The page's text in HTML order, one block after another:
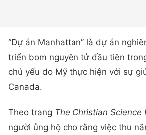
“Dự án Manhattan” là dự án
triển bom nguyên tử đầu tiên
chủ yếu do Mỹ thực hiện với sự
Canada.
Theo trang The Christian Science
người ủng hộ cho rằng việc thu